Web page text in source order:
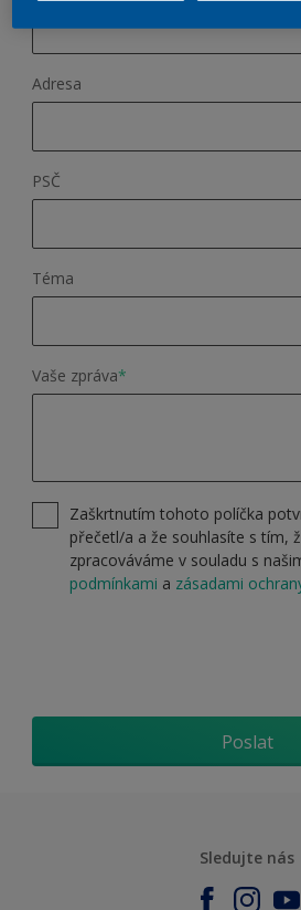
Adresa
PSČ
Téma
Vaše zpráva*
Zaškrtnutím tohoto políčka
přečetl/a a že souhlasíte s tím,
zpracováváme v souladu s
podmínkami a zásadami
Poslat
Sledujte nás